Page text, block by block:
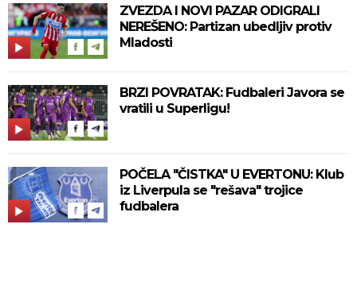
ZVEZDA I NOVI PAZAR ODIGRALI
NEREŠENO: Partizan ubedljiv protiv
Mladosti
BRZI POVRATAK: Fudbaleri Javora se
vratili u Superligu!
POČELA "ČISTKA" U EVERTONU: Klub
iz Liverpula se "rešava" trojice
fudbalera